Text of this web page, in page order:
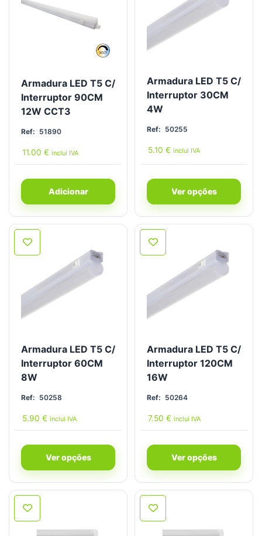
Armadura LED T5 C/
Interruptor 90CM
12W CCT3
Ref: 51890
11.00 € inclui IVA
Adicionar
Armadura LED T5 C/
Interruptor 30CM
4W
Ref: 50255
5.10 € inclui IVA
Ver opções
Armadura LED T5 C/
Interruptor 60CM
8W
Ref: 50258
5.90 € inclui IVA
Ver opções
Armadura LED T5 C/
Interruptor 120CM
16W
Ref: 50264
7.50 € inclui IVA
Ver opções